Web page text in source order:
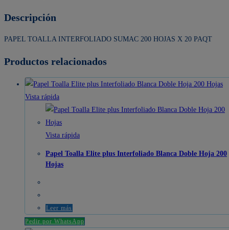
Descripción
PAPEL TOALLA INTERFOLIADO SUMAC 200 HOJAS X 20 PAQT
Productos relacionados
Vista rápida
Vista rápida
Papel Toalla Elite plus Interfoliado Blanca Doble Hoja 200
Hojas
Leer más
Pedir por WhatsApp